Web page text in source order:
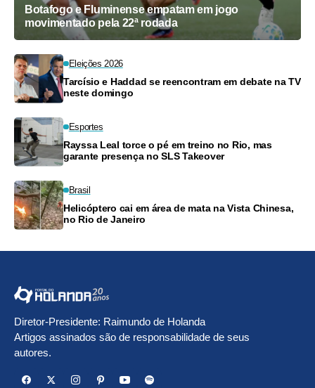
Botafogo e Fluminense empatam em jogo
movimentado pela 22ª rodada
Eleições 2026
Tarcísio e Haddad se reencontram em debate na TV
neste domingo
Esportes
Rayssa Leal torce o pé em treino no Rio, mas
garante presença no SLS Takeover
Brasil
Helicóptero cai em área de mata na Vista Chinesa,
no Rio de Janeiro
Diretor-Presidente: Raimundo de Holanda
Artigos assinados são de responsabilidade de seus
autores.